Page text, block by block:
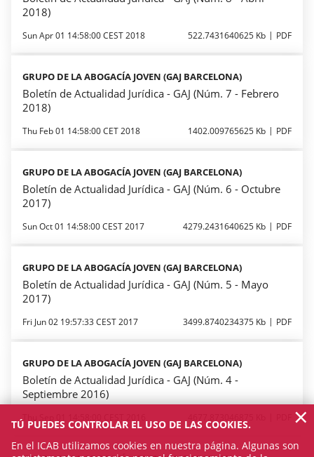
2018)
Sun Apr 01 14:58:00 CEST 2018 522.7431640625 Kb PDF
GRUPO DE LA ABOGACÍA JOVEN (GAJ BARCELONA)
Boletín de Actualidad Jurídica - GAJ (Núm. 7 - Febrero
2018)
Thu Feb 01 14:58:00 CET 2018 1402.009765625 Kb PDF
GRUPO DE LA ABOGACÍA JOVEN (GAJ BARCELONA)
Boletín de Actualidad Jurídica - GAJ (Núm. 6 - Octubre
2017)
Sun Oct 01 14:58:00 CEST 2017 4279.2431640625 Kb PDF
GRUPO DE LA ABOGACÍA JOVEN (GAJ BARCELONA)
Boletín de Actualidad Jurídica - GAJ (Núm. 5 - Mayo
2017)
Fri Jun 02 19:57:33 CEST 2017 3499.8740234375 Kb PDF
GRUPO DE LA ABOGACÍA JOVEN (GAJ BARCELONA)
Boletín de Actualidad Jurídica - GAJ (Núm. 4 -
Septiembre 2016)
TÚ PUEDES CONTROLAR EL USO DE LAS COOKIES.
En el ICAB utilizamos cookies en nuestra página. Algunas son
×